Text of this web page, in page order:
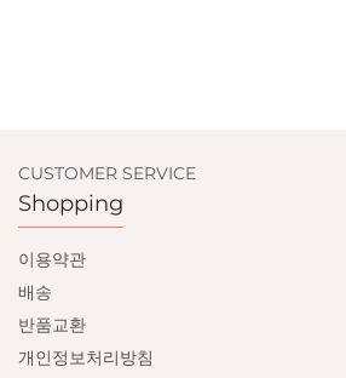
CUSTOMER SERVICE
Shopping
이용약관
배송
반품교환
개인정보처리방침